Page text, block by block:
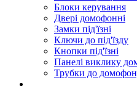
Блоки керування
Двері домофонні
Замки під'їзні
Ключи до під'їзду
Кнопки під'їзні
Панелі виклику
Трубки до